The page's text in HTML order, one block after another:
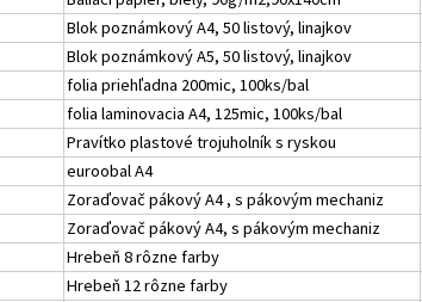
Blok poznámkový A4, 50 listový, linajkov
Blok poznámkový A5, 50 listový, linajkov
folia priehľadna 200mic, 100ks/bal
folia laminovacia A4, 125mic, 100ks/bal
Pravítko plastové trojuholník s ryskou
euroobal A4
Zoraďovač pákový A4 , s pákovým mechaniz
Zoraďovač pákový A4, s pákovým mechaniz
Hrebeň 8 rôzne farby
Hrebeň 12 rôzne farby